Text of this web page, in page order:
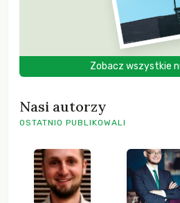
Zobacz wszystkie
Nasi autorzy
OSTATNIO PUBLIKOWALI